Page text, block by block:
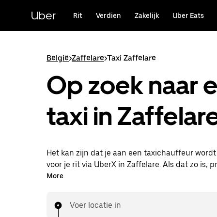
hoofdinhoudUber Rit Verdien Zakelijk Uber Eats
België>Zaffelare>Taxi Zaffelare
Op zoek naar
taxi in
Het kan zijn dat je aan een taxichauffeur
voor je rit via UberX in Zaffelare. Als dat zo is,
van dezelfde 24/7 beschikbaarheid en
naar je bestemming.
More
Voer locatie in